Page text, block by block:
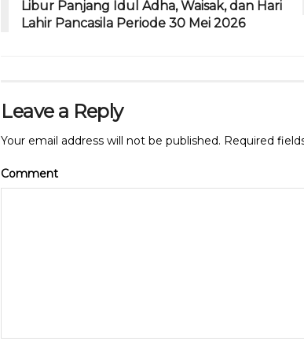
Libur Panjang Idul Adha, Waisak, dan Hari
Lahir Pancasila Periode 30 Mei 2026
Leave a Reply
Your email address will not be published. Required
Comment